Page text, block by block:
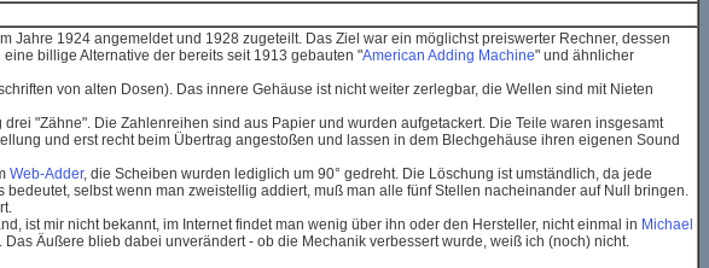
1924 angemeldet und 1928 zugeteilt. Das Ziel war ein möglichst preiswerter Rechner, dessen
billige Alternative der bereits seit 1913 gebauten "American Adding Machine" und ähnlicher
von alten Dosen). Das innere Gehäuse ist nicht weiter zerlegbar, die Wellen sind mit Nieten
"Zähne". Die Zahlenreihen sind aus Papier und wurden aufgetackert. Die Teile waren insgesamt
und erst recht beim Übertrag angestoßen und lassen in dem Blechgehäuse ihren eigenen Sound
Web-Adder, die Scheiben wurden lediglich um 90° gedreht. Die Löschung ist umständlich, da jede
selbst wenn man zweistellig addiert, muß man alle fünf Stellen nacheinander auf Null bringen.
ist mir nicht bekannt, im Internet findet man wenig über ihn oder den Hersteller, nicht einmal in Michael
Äußere blieb dabei unverändert - ob die Mechanik verbessert wurde, weiß ich (noch) nicht.